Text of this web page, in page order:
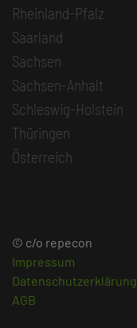
Rheinland-Pfalz
Saarland
Sachsen
Sachsen-Anhalt
Schleswig-Holstein
Thüringen
Österreich
© c/o repecon
Impressum
Datenschutzerklärung
AGB